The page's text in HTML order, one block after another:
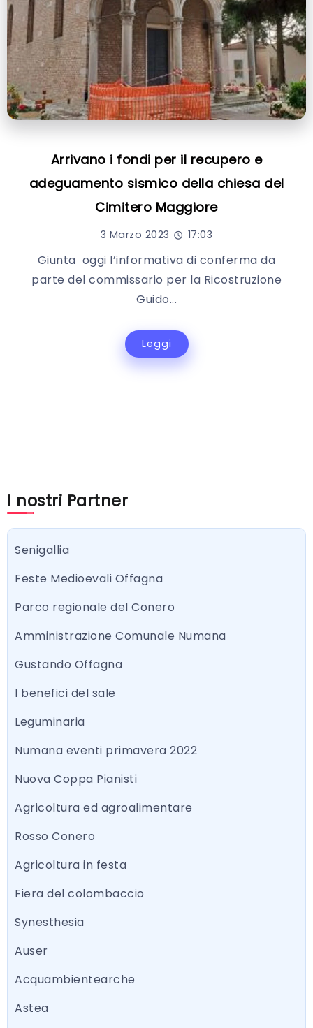
Arrivano i fondi per il recupero e
adeguamento sismico della chiesa del
Cimitero Maggiore
3 Marzo 2023 17:03
Giunta oggi l’informativa di conferma da
parte del commissario per la Ricostruzione
Guido...
Leggi
I nostri Partner
Senigallia
Feste Medioevali Offagna
Parco regionale del Conero
Amministrazione Comunale Numana
Gustando Offagna
I benefici del sale
Leguminaria
Numana eventi primavera 2022
Nuova Coppa Pianisti
Agricoltura ed agroalimentare
Rosso Conero
Agricoltura in festa
Fiera del colombaccio
Synesthesia
Auser
Acquambientearche
Astea